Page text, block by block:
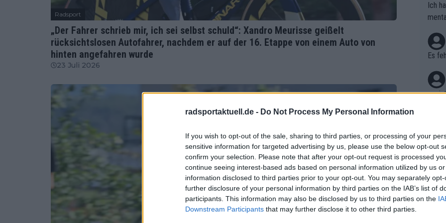
radsportaktuell.de - Do Not Process My Personal Information
If you wish to opt-out of the sale, sharing to third parties, or processing of your
sensitive information for targeted advertising by us, please use the below opt-out
confirm your selection. Please note that after your opt-out request is processed
continue seeing interest-based ads based on personal information utilized by us
information disclosed to third parties prior to your opt-out. You may separately
further disclosure of your personal information by third parties on the IAB’s list of
participants. This information may also be disclosed by us to third parties on the
Downstream Participants that may further disclose it to other third parties.
Radsport
„Der Fahrer schrieb mir, ich sei selbst schuld“: Xandro Meurisse geißelt
rücksichtslosen Autofahrer, nachdem er auf der 16. Etappe von einem Auto von
hinten angefahren wurde
23 Juli 2026
Ich
Es
wo
kann
wie
Tut